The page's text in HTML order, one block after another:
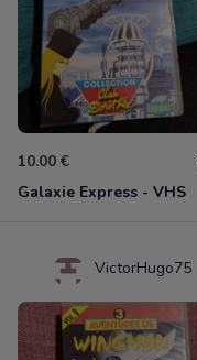
10.00 €
Galaxie Express - VHS
VictorHugo75